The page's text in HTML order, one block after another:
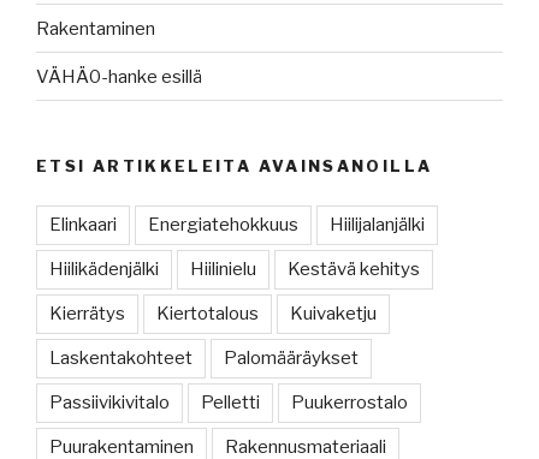
Rakentaminen
VÄHÄ0-hanke esillä
ETSI ARTIKKELEITA AVAINSANOILLA
Elinkaari Energiatehokkuus Hiilijalanjälki
Hiilikädenjälki Hiilinielu Kestävä kehitys
Kierrätys Kiertotalous Kuivaketju
Laskentakohteet Palomääräykset
Passiivikivitalo Pelletti Puukerrostalo
Puurakentaminen Rakennusmateriaali